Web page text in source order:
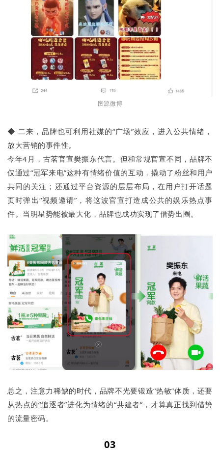
图源微博
◆ 二来，品牌也可利用社媒的“广场”效应，进入公共情绪，
放大营销的事件性。
今年4月，古茗官宣樊振东代言。但和常规官宣不同，品牌不
仅通过“冠军来电”这种有情绪价值的互动，撬动了粉丝和用户
共同的关注；还通过平台资源的层层布局，在用户打开话题
页时弹出“视频邀请”，将这波官宣打造成公共的娱乐热点事
件。当明星势能被最大化，品牌也成功实现了借势出圈。
总之，注意力稀缺的时代，品牌不光要锻造“热敏”体质，还要
从热点的“追逐者”进化为情绪的“共建者”，才算真正找到借势
的流量密码。
03